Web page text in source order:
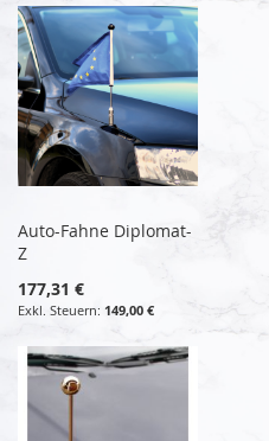
Auto-Fahne Diplomat-
Z
177,31 €
149,00 €